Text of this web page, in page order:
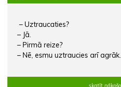
– Uztraucaties?
– Jā.
– Pirmā reize?
– Nē, esmu uztraucies arī agrāk.
skatīt nākošo